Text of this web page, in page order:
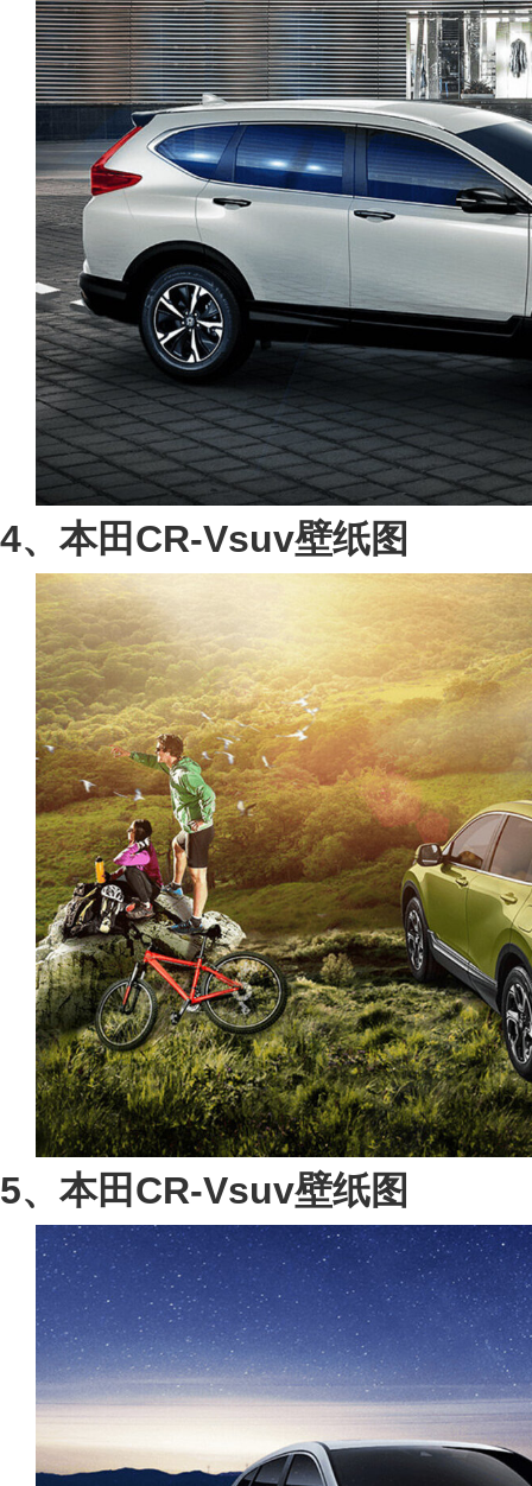
4、本田CR-Vsuv壁纸图
5、本田CR-Vsuv壁纸图